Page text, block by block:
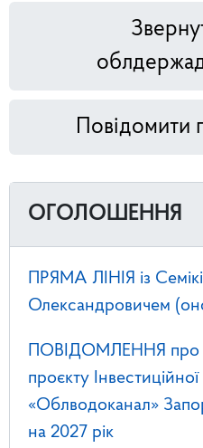
Повідомити
ОГОЛОШЕННЯ
ПРЯМА ЛІНІЯ із
Олександровичем
ПОВІДОМЛЕННЯ про
проєкту
«Облводоканал»
на 2027 рік